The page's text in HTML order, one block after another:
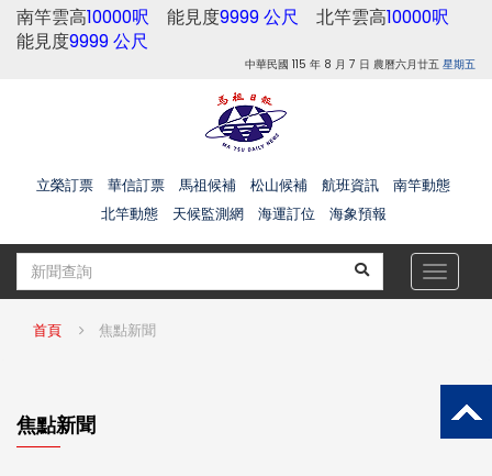
南竿雲高10000呎 能見度9999 公尺 北竿雲高10000呎
能見度9999 公尺
中華民國 115 年 8 月 7 日 農曆六月廿五 星期五
立榮訂票 華信訂票 馬祖候補 松山候補 航班資訊
南竿動態
北竿動態
天候監測網 海運訂位 海象預報
Toggle
首頁 焦點新聞
焦點新聞